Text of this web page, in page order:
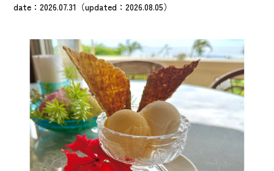
date：2026.07.31（updated：2026.08.05）